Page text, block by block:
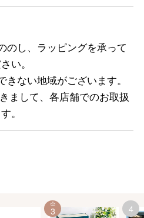
のし、ラッピングを承って
い。
ない地域がございます。
まして、各店舗でのお取扱
。
3 4